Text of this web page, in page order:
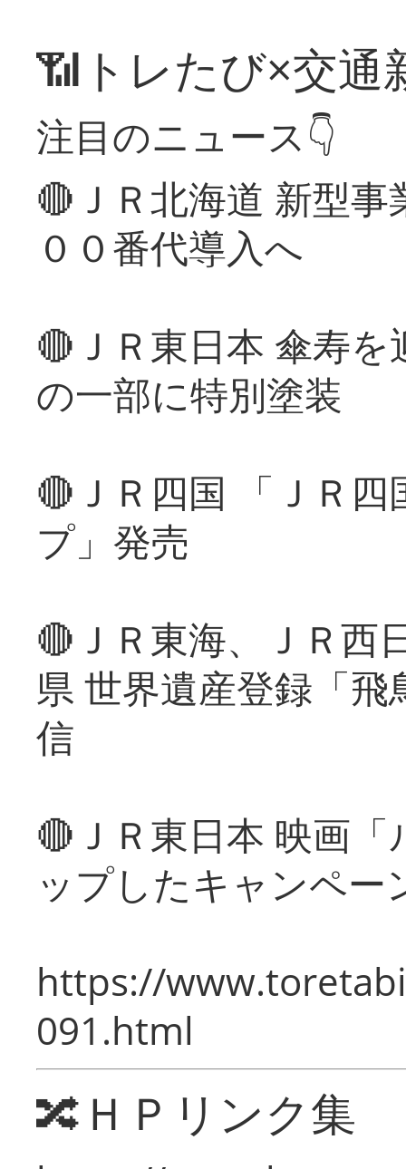
📶トレたび×交通
注目のニュース👇
🔴ＪＲ北海道 新型
００番代導入へ
🔴ＪＲ東日本 傘寿
の一部に特別塗装
🔴ＪＲ四国 「ＪＲ
プ」発売
🔴ＪＲ東海、ＪＲ西
県 世界遺産登録「
信
🔴ＪＲ東日本 映画
ップしたキャンペー
https://
091.html
🔀ＨＰリンク集